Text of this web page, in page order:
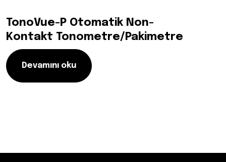
TonoVue-P Otomatik Non-
Kontakt Tonometre/Pakimetre
Devamını oku